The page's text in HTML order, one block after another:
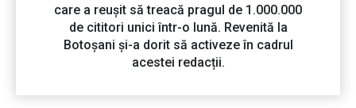
care a reușit să treacă pragul de 1.000.000
de cititori unici într-o lună. Revenită la
Botoșani și-a dorit să activeze în cadrul
acestei redacții.